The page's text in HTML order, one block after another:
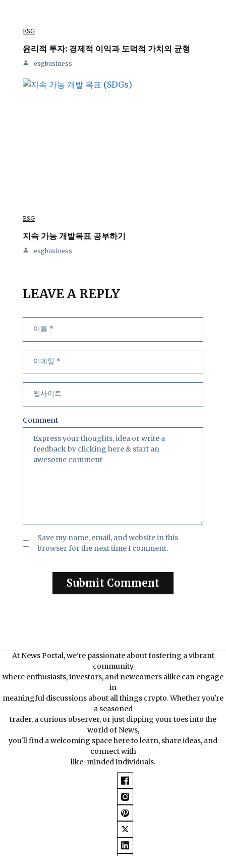
ESG
윤리적 투자: 경제적 이익과 도덕적 가치의 균형
esgbusiness
ESG
지속 가능 개발목표 공부하기
esgbusiness
LEAVE A REPLY
Comment
Save my name, email, and website in this
browser for the next time I comment.
At News Portal, we're passionate about fostering a vibrant
community
where enthusiasts, investors, and newcomers alike can engage
in
meaningful discussions about all things crypto. Whether you're
a seasoned
trader, a curious observer, or just dipping your toes into the
world of News,
you'll find a welcoming space here to learn, share ideas, and
connect with
like-minded individuals.